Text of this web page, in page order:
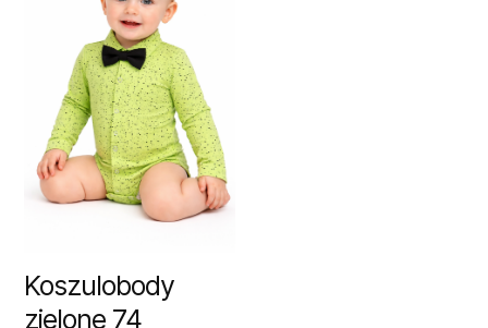
Koszulobody
zielone 74